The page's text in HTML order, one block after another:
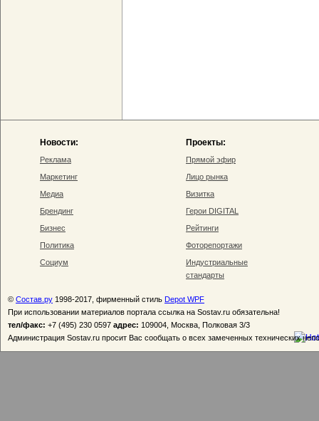
Новости:
Реклама
Маркетинг
Медиа
Брендинг
Бизнес
Политика
Социум
Проекты:
Прямой эфир
Лицо рынка
Визитка
Герои DIGITAL
Рейтинги
Фоторепортажи
Индустриальные
стандарты
© Состав.ру 1998-2017, фирменный стиль Depot WPF
При использовании материалов портала ссылка на Sostav.ru обязательна!
тел/факс: +7 (495) 230 0597 адрес: 109004, Москва, Полковая 3/3
Администрация Sostav.ru просит Вас сообщать о всех замеченных технических